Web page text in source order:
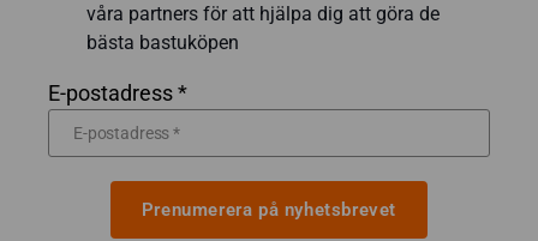
våra partners för att hjälpa dig att göra de
bästa bastuköpen
E-postadress *
Prenumerera på nyhetsbrevet